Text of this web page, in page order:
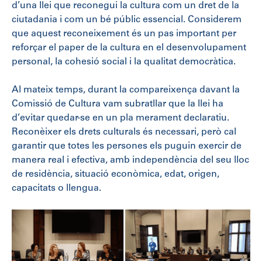
d’una llei que reconegui la cultura com un dret de la
ciutadania i com un bé públic essencial. Considerem
que aquest reconeixement és un pas important per
reforçar el paper de la cultura en el desenvolupament
personal, la cohesió social i la qualitat democràtica.
Al mateix temps, durant la compareixença davant la
Comissió de Cultura vam subratllar que la llei ha
d’evitar quedar-se en un pla merament declaratiu.
Reconèixer els drets culturals és necessari, però cal
garantir que totes les persones els puguin exercir de
manera real i efectiva, amb independència del seu lloc
de residència, situació econòmica, edat, origen,
capacitats o llengua.